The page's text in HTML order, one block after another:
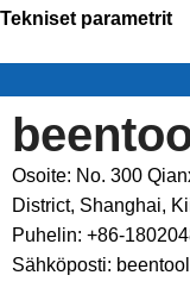
Tekniset parametrit
Osoite: No. 300
District, Shanghai,
Puhelin: +86-
Sähköposti: